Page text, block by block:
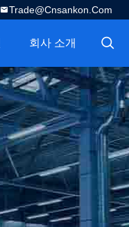
Trade@cnsankon.com
描述
회사 소개